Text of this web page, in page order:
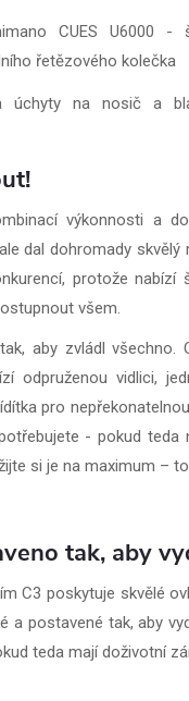
CUES U6000
řetězového kolečka
na nosič a
výkonnosti a
dal dohromady skvělý
protože nabízí
všem.
aby zvládl všechno.
odpruženou vidlici,
pro
- pokud teda
si je na maximum –
tak, aby
C3 poskytuje skvělé
a postavené tak, aby
teda mají doživotní